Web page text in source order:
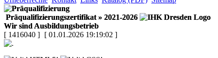
Präqualifizierungszertifikat » 2021-2026
Wir sind Ausbildungsbetrieb
[ 1416040 ] [ 01.01.2026 19:19:02 ]